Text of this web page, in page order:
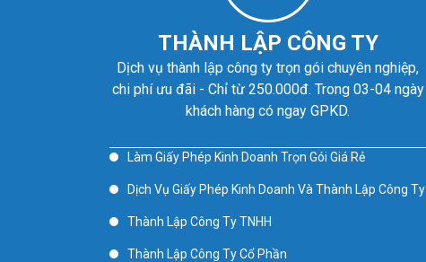
THÀNH LẬP CÔNG TY
Dịch vụ thành lập công ty trọn gói chuyên nghiệp,
chi phí ưu đãi - Chỉ từ 250.000đ. Trong 03-04 ngày
khách hàng có ngay GPKD.
Làm Giấy Phép Kinh Doanh Trọn Gói Giá Rẻ
Dịch Vụ Giấy Phép Kinh Doanh Và Thành Lập Công Ty
Thành Lập Công Ty TNHH
Thành Lập Công Ty Cổ Phần